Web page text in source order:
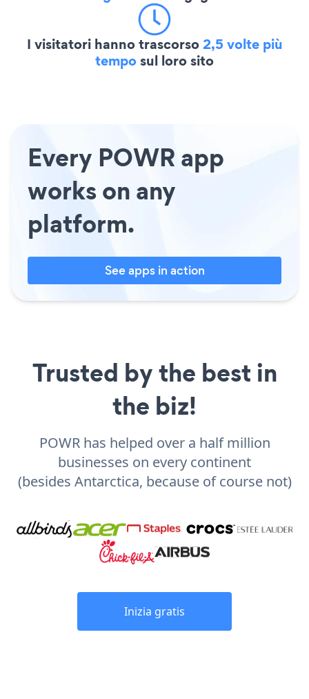
I visitatori hanno trascorso2,5 volte più
temposul loro sito
Every POWR app
works on any
platform.
See apps in action
Trusted by the best in
the biz!
POWR has helped over a half million
businesses on every continent
(besides Antarctica, because of course not)
Inizia gratis